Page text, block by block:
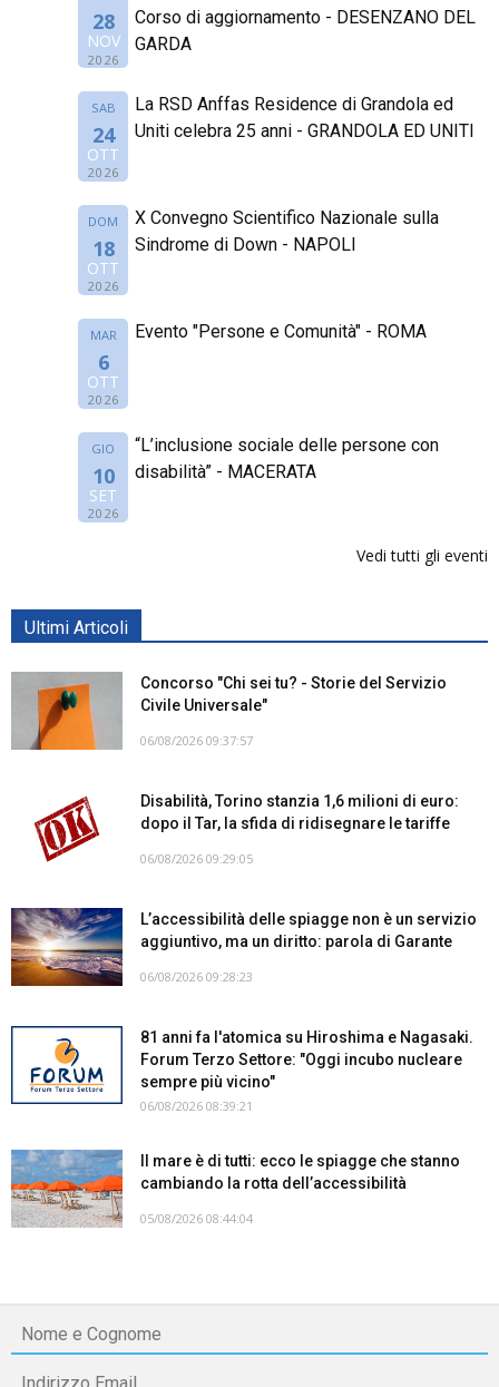
28
NOV
2026
Corso di aggiornamento - DESENZANO DEL
GARDA
SAB
24
OTT
2026
La RSD Anffas Residence di Grandola ed
Uniti celebra 25 anni - GRANDOLA ED UNITI
DOM
18
OTT
2026
X Convegno Scientifico Nazionale sulla
Sindrome di Down - NAPOLI
MAR
6
OTT
2026
Evento "Persone e Comunità" - ROMA
GIO
10
SET
2026
“L’inclusione sociale delle persone con
disabilità” - MACERATA
Vedi tutti gli eventi
Ultimi Articoli
Concorso "Chi sei tu? - Storie del Servizio
Civile Universale"
06/08/2026 09:37:57
Disabilità, Torino stanzia 1,6 milioni di euro:
dopo il Tar, la sfida di ridisegnare le tariffe
06/08/2026 09:29:05
L’accessibilità delle spiagge non è un servizio
aggiuntivo, ma un diritto: parola di Garante
06/08/2026 09:28:23
81 anni fa l'atomica su Hiroshima e Nagasaki.
Forum Terzo Settore: "Oggi incubo nucleare
sempre più vicino"
06/08/2026 08:39:21
Il mare è di tutti: ecco le spiagge che stanno
cambiando la rotta dell’accessibilità
05/08/2026 08:44:04